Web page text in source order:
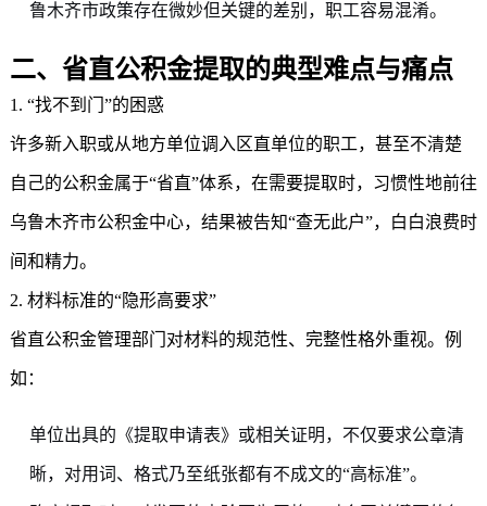
鲁木齐市政策存在微妙但关键的差别，职工容易混淆。
二、省直公积金提取的典型难点与痛点
1. “找不到门”的困惑
许多新入职或从地方单位调入区直单位的职工，甚至不清楚
自己的公积金属于“省直”体系，在需要提取时，习惯性地前往
乌鲁木齐市公积金中心，结果被告知“查无此户”，白白浪费时
间和精力。
2. 材料标准的“隐形高要求”
省直公积金管理部门对材料的规范性、完整性格外重视。例
如：
单位出具的《提取申请表》或相关证明，不仅要求公章清
晰，对用词、格式乃至纸张都有不成文的“高标准”。